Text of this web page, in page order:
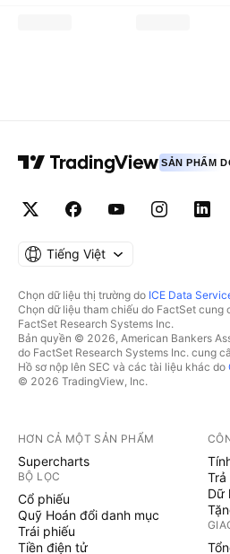
SẢN PHẨM
Tiếng Việt
Chọn dữ liệu thị trường do ICE Data
Chọn dữ liệu tham chiếu do FactSet
FactSet Research Systems Inc.
Bản quyền © 2026, American Bankers
do FactSet Research Systems Inc. cung
Hồ sơ nộp lên SEC và các tài liệu khác do
© 2026 TradingView, Inc.
HƠN CẢ MỘT SẢN PHẨM
Supercharts
BỘ LỌC
Cổ phiếu
Quỹ Hoán đổi danh mục
Trái phiếu
Tiền điện tử
Trả
Dữ